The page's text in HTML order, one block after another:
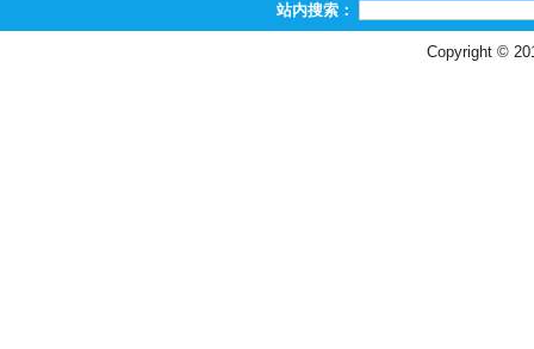
站内搜索：
Copyright ©